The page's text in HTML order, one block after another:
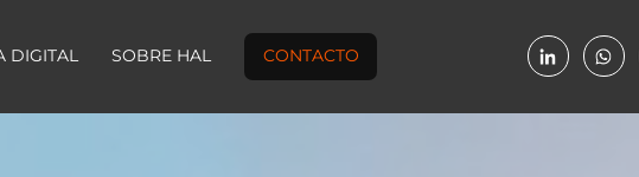
DIGITAL SOBRE HAL CONTACTO